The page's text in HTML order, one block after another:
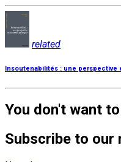
related
Insoutenabilités : une
You don't want
Subscribe to our